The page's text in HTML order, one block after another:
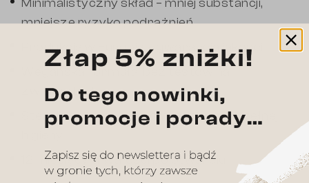
Minimalistyczny skład – mniej substancji,
mniejsze ryzyko podrażnień
Produkcja w Europie – gwarancja jakości
Wegańska formuła, bez testów na
zwierzętach
Sterylizacja promieniami gamma dla pełnej
12 miesięcy trwałości po otwarciu